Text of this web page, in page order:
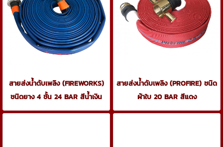
สายส่งน้ำดับเพลิง (FIREWORKS)
ชนิดยาง 4 ชั้น 24 BAR สีน้ำเงิน
สายส่งน้ำดับเพลิง (PROFIRE) ชนิด
ผ้าใบ 20 BAR สีแดง